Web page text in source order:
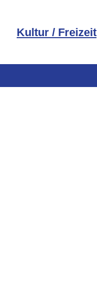
Kultur / Freizeit